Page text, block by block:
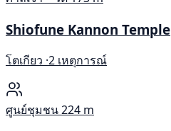
Shiofune Kannon Temple
โตเกียว ·2 เหตุการณ์
ศูนย์ชุมชน224 m